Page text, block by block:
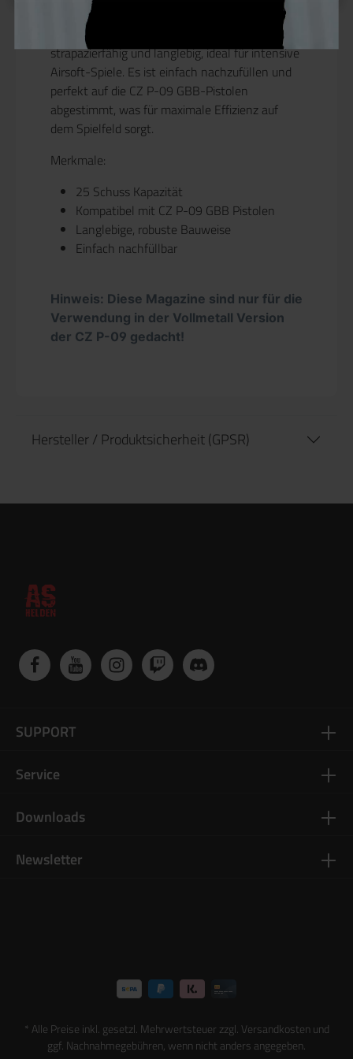
Dank der robusten Konstruktion ist das Magazin
strapazierfähig und langlebig, ideal für intensive
Airsoft-Spiele. Es ist einfach nachzufüllen und
perfekt auf die CZ P-09 GBB-Pistolen
abgestimmt, was für maximale Effizienz auf
dem Spielfeld sorgt.
Merkmale:
25 Schuss Kapazität
Kompatibel mit CZ P-09 GBB Pistolen
Langlebige, robuste Bauweise
Einfach nachfüllbar
Hinweis: Diese Magazine sind nur für die
Verwendung in der Vollmetall Version
der CZ P-09 gedacht!
Hersteller / Produktsicherheit (GPSR)
Newsletter
SUPPORT
Service
Downloads
* Alle Preise inkl. gesetzl. Mehrwertsteuer zzgl. Versandkostenund
ggf. Nachnahmegebühren, wenn nicht anders angegeben.